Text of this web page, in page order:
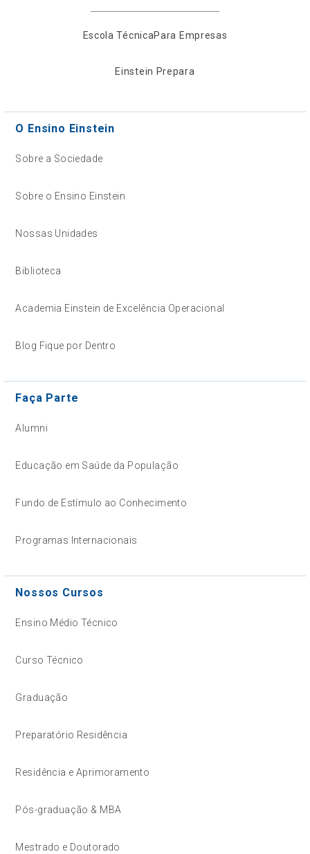
Escola TécnicaPara Empresas
Einstein Prepara
O Ensino Einstein
Sobre a Sociedade
Sobre o Ensino Einstein
Nossas Unidades
Biblioteca
Academia Einstein de Excelência Operacional
Blog Fique por Dentro
Faça Parte
Alumni
Educação em Saúde da População
Fundo de Estímulo ao Conhecimento
Programas Internacionais
Nossos Cursos
Ensino Médio Técnico
Curso Técnico
Graduação
Preparatório Residência
Residência e Aprimoramento
Pós-graduação & MBA
Mestrado e Doutorado